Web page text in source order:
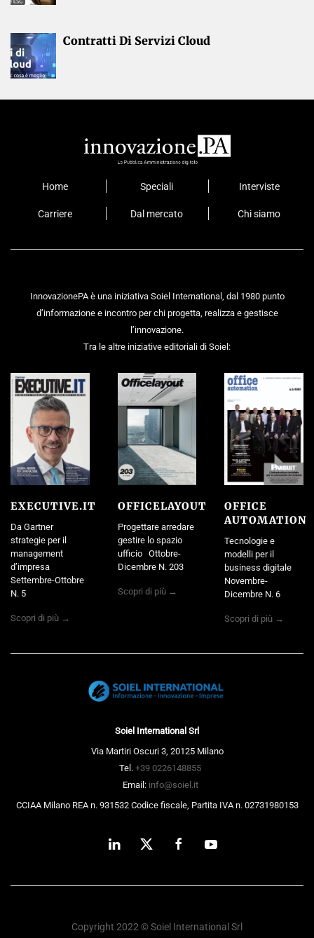
Contratti Di Servizi Cloud
Home Speciali Interviste
Carriere Dal mercato Chi siamo
InnovazionePA è una iniziativa Soiel International, dal 1980 punto
d’informazione e incontro per chi progetta, realizza e gestisce
l’innovazione.
Tra le altre iniziative editoriali di Soiel:
EXECUTIVE.IT
Da Gartner
strategie per il
management
d’impresa
Settembre-Ottobre
N. 5
Scopri di più →
OFFICELAYOUT
Progettare arredare
gestire lo spazio
ufficio Ottobre-
Dicembre N. 203
Scopri di più →
OFFICE
AUTOMATION
Tecnologie e
modelli per il
business digitale
Novembre-
Dicembre N. 6
Scopri di più →
Soiel International Srl
Via Martiri Oscuri 3, 20125 Milano
Tel. +39 0226148855
Email: info@soiel.it
CCIAA Milano REA n. 931532 Codice fiscale, Partita IVA n. 02731980153
Copyright 2022 © Soiel International Srl